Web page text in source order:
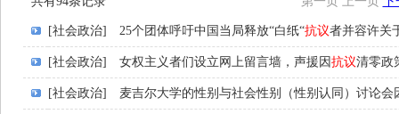
[社会政治] 25个团体呼吁中国当局释放“白纸“抗议者并容许关
[社会政治] 女权主义者们设立网上留言墙，声援因抗议清零政
[社会政治] 麦吉尔大学的性别与社会性别（性别认同）讨论会